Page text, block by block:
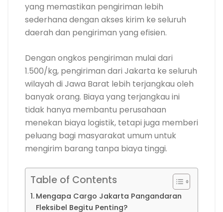
yang memastikan pengiriman lebih
sederhana dengan akses kirim ke seluruh
daerah dan pengiriman yang efisien.
Dengan ongkos pengiriman mulai dari
1.500/kg, pengiriman dari Jakarta ke seluruh
wilayah di Jawa Barat lebih terjangkau oleh
banyak orang. Biaya yang terjangkau ini
tidak hanya membantu perusahaan
menekan biaya logistik, tetapi juga memberi
peluang bagi masyarakat umum untuk
mengirim barang tanpa biaya tinggi.
Table of Contents
Mengapa Cargo Jakarta Pangandaran
Fleksibel Begitu Penting?